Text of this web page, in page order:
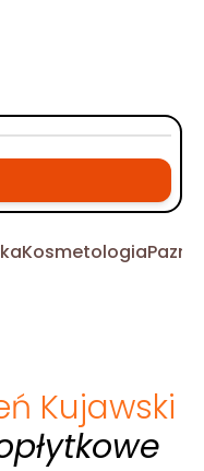
Kosmetologia
Kujawski